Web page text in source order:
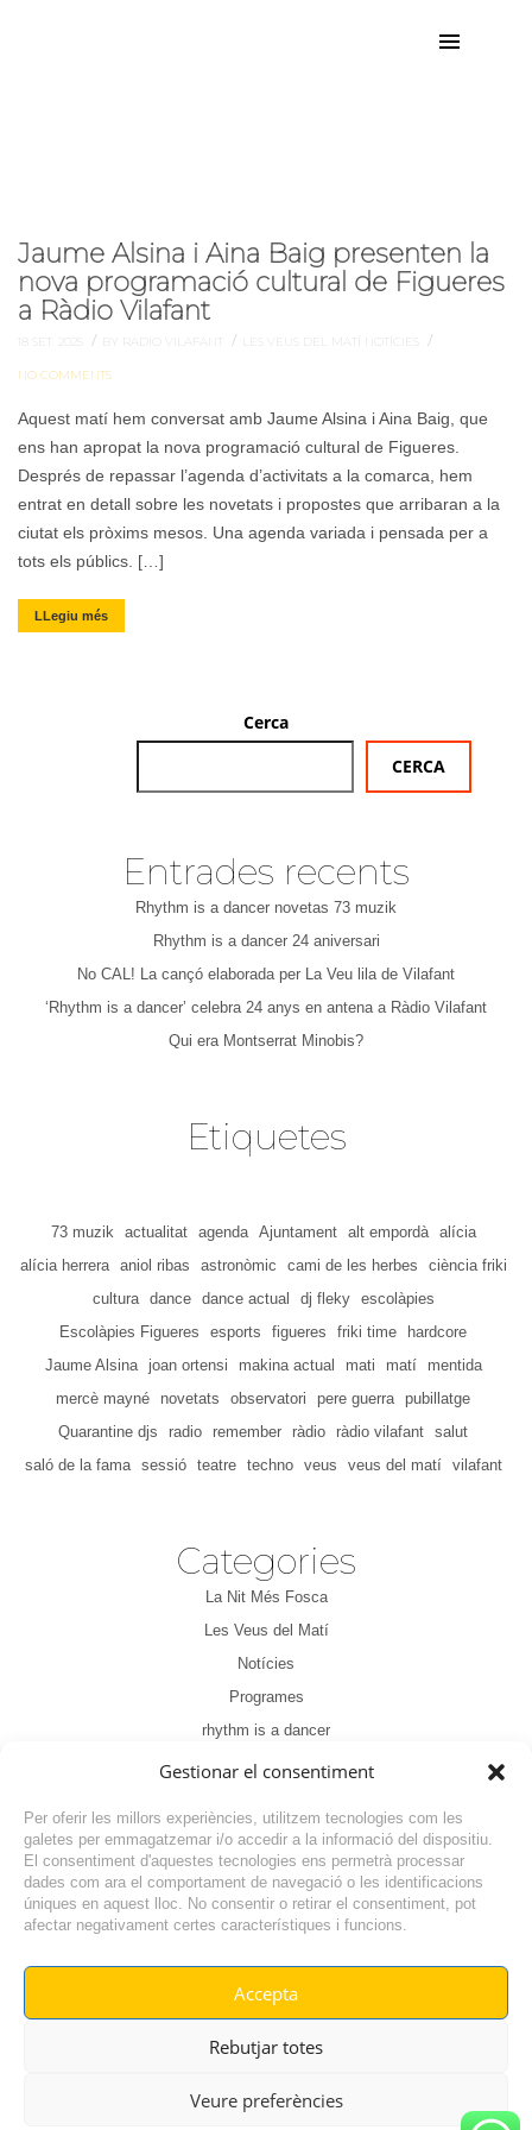
Gestionar el consentiment
Per oferir les millors experiències, utilitzem tecnologies com les
galetes per emmagatzemar i/o accedir a la informació del dispositiu.
El consentiment d'aquestes tecnologies ens permetrà processar
dades com ara el comportament de navegació o les identificacions
úniques en aquest lloc. No consentir o retirar el consentiment, pot
afectar negativament certes característiques i funcions.
Accepta
Rebutjar totes
Veure preferències
Jaume Alsina i Aina Baig presenten la
nova programació cultural de Figueres
a Ràdio Vilafant
18 SET. 2025 / BY RADIO VILAFANT / LES VEUS DEL MATÍ NOTÍCIES /
NO COMMENTS
Aquest matí hem conversat amb Jaume Alsina i Aina Baig, que
ens han apropat la nova programació cultural de Figueres.
Després de repassar l’agenda d’activitats a la comarca, hem
entrat en detall sobre les novetats i propostes que arribaran a la
ciutat els pròxims mesos. Una agenda variada i pensada per a
tots els públics. […]
LLegiu més
Cerca
CERCA
Entrades recents
Rhythm is a dancer novetas 73 muzik
Rhythm is a dancer 24 aniversari
No CAL! La cançó elaborada per La Veu lila de Vilafant
‘Rhythm is a dancer’ celebra 24 anys en antena a Ràdio Vilafant
Qui era Montserrat Minobis?
Etiquetes
73 muzik actualitat agenda Ajuntament alt empordà
alícia
alícia herrera
aniol ribas astronòmic cami de les herbes
ciència friki
cultura
dance dance actual dj fleky
escolàpies
Escolàpies Figueres
esports figueres friki time
hardcore
Jaume Alsina
joan ortensi makina actual mati matí
mentida
mercè mayné
novetats observatori pere guerra pubillatge
Quarantine djs
radio remember ràdio ràdio vilafant salut
saló de la fama
sessió teatre techno veus veus del matí vilafant
Categories
La Nit Més Fosca
Les Veus del Matí
Notícies
Programes
rhythm is a dancer
Sense categoria
© RADIO VILAFANT 2024
|AVÍS LEGAL|POLÍTICA DE PRIVACITAT